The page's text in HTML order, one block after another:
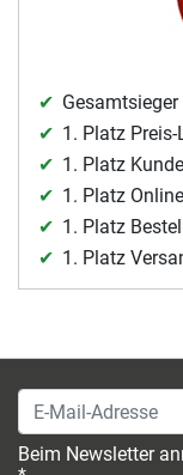
1. Platz
1. Platz
1. Platz
1. Platz
1. Platz
E-Mail-Adresse
Beim Newsletter